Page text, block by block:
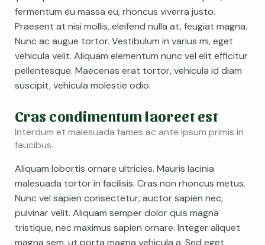
fermentum eu massa eu, rhoncus viverra justo.
Praesent at nisi mollis, eleifend nulla at, feugiat magna.
Nunc ac augue tortor. Vestibulum in varius mi, eget
vehicula velit. Aliquam elementum nunc vel elit efficitur
pellentesque. Maecenas erat tortor, vehicula id diam
suscipit, vehicula molestie odio.
Cras condimentum laoreet est
Interdum et malesuada fames ac ante ipsum primis in
faucibus.
Aliquam lobortis ornare ultricies. Mauris lacinia
malesuada tortor in facilisis. Cras non rhoncus metus.
Nunc vel sapien consectetur, auctor sapien nec,
pulvinar velit. Aliquam semper dolor quis magna
tristique, nec maximus sapien ornare. Integer aliquet
magna sem, ut porta magna vehicula a. Sed eget